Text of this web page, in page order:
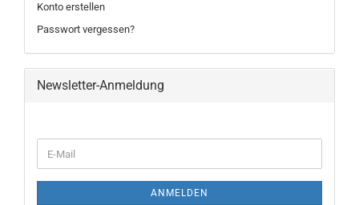
Konto erstellen
Passwort vergessen?
Newsletter-Anmeldung
ANMELDEN